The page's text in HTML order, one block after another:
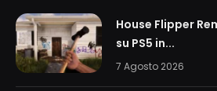
House Flipper
su PS5 in...
7 Agosto 2026